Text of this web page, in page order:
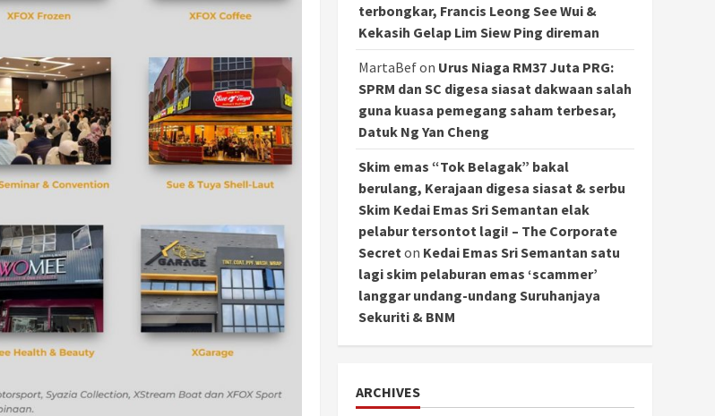
terbongkar, Francis Leong See Wui &
Kekasih Gelap Lim Siew Ping direman
MartaBefon Urus Niaga RM37 Juta PRG:
SPRM dan SC digesa siasat dakwaan salah
guna kuasa pemegang saham terbesar,
Datuk Ng Yan Cheng
Skim emas “Tok Belagak” bakal
berulang, Kerajaan digesa siasat & serbu
Skim Kedai Emas Sri Semantan elak
pelabur tersontot lagi! – The Corporate
Secret on Kedai Emas Sri Semantan satu
lagi skim pelaburan emas ‘scammer’
langgar undang-undang Suruhanjaya
Sekuriti & BNM
ARCHIVES